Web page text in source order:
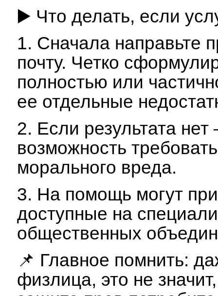
▶️ Что делать, если
1. Сначала направьте
почту. Четко
полностью или
ее отдельные
2. Если результата
возможность
морального вреда.
3. На помощь могут
доступные на
общественных
📌 Главное помнить:
физлица, это не